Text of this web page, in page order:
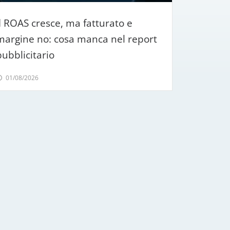
progetto che seguiamo.
ROAS cresce, ma fatturato e
no: cosa manca nel report
01/08/2026